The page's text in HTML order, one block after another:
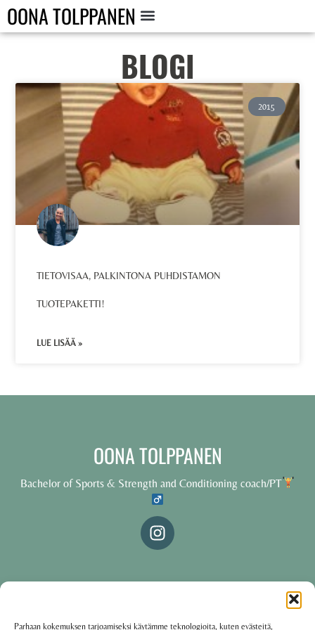
Parhaan kokemuksen tarjoamiseksi käytämme teknologioita, kuten evästeitä,
OONA TOLPPANEN
BLOGI
2015
TIETOVISAA, PALKINTONA PUHDISTAMON
TUOTEPAKETTI!
LUE LISÄÄ »
OONA TOLPPANEN
Bachelor of Sports & Strength and Conditioning coach/PT